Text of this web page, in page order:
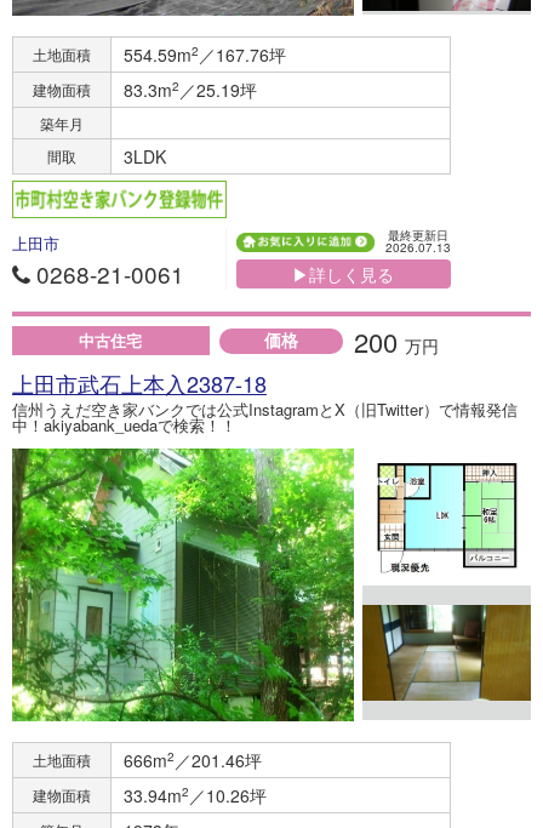
土地面積 554.59m2 ／167.76坪
建物面積 83.3m2 ／25.19坪
築年月
間取
3LDK
上田市
0268-21-0061
最終更新日
2026.07.13
▶詳しく見る
中古住宅 価格 200 万円
上田市武石上本入2387-18
信州うえだ空き家バンクでは公式InstagramとX（旧Twitter）で情報発信
中！akiyabank_uedaで検索！！
土地面積 666m2 ／201.46坪
建物面積 33.94m2 ／10.26坪